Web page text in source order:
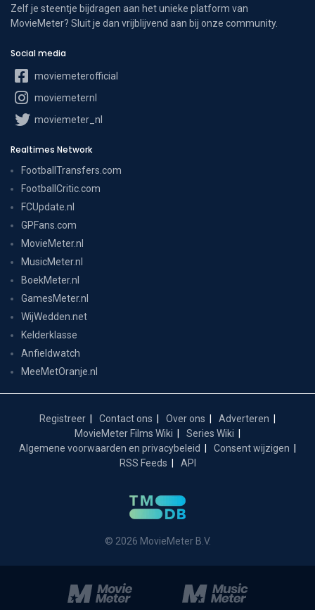
Zelf je steentje bijdragen aan het unieke platform van
MovieMeter? Sluit je dan vrijblijvend aan bij onze community.
Social media
moviemeterofficial
moviemeternl
moviemeter_nl
Realtimes Network
FootballTransfers.com
FootballCritic.com
FCUpdate.nl
GPFans.com
MovieMeter.nl
MusicMeter.nl
BoekMeter.nl
GamesMeter.nl
WijWedden.net
Kelderklasse
Anfieldwatch
MeeMetOranje.nl
Registreer Contact ons Over ons
Adverteren
MovieMeter Films Wiki
Series Wiki
Algemene voorwaarden en privacybeleid
Consent wijzigen
RSS Feeds
API
© 2026 MovieMeter B.V.